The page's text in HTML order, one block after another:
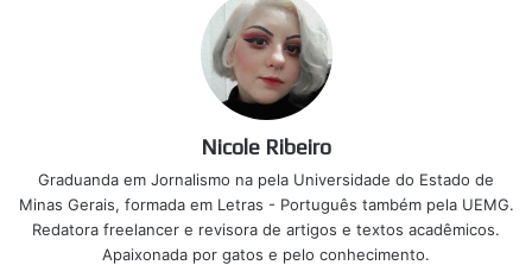
Nicole Ribeiro
Graduanda em Jornalismo na pela Universidade do Estado de
Minas Gerais, formada em Letras - Português também pela UEMG.
Redatora freelancer e revisora de artigos e textos acadêmicos.
Apaixonada por gatos e pelo conhecimento.